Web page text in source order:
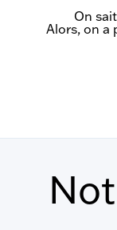
On
Alors, on a